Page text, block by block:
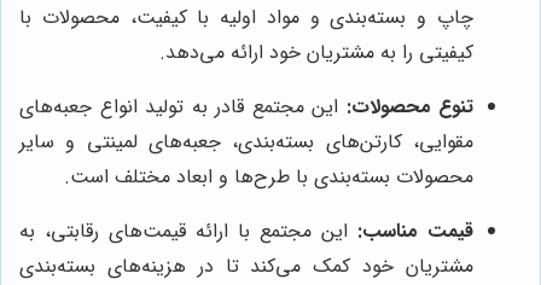
چاپ و بسته‌بندی و مواد اولیه با کیفیت، محصولات با
کیفیتی را به مشتریان خود ارائه می‌دهد.
تنوع محصولات: این مجتمع قادر به تولید انواع جعبه‌های
مقوایی، کارتن‌های بسته‌بندی، جعبه‌های لمینتی و سایر
محصولات بسته‌بندی با طرح‌ها و ابعاد مختلف است.
قیمت مناسب: این مجتمع با ارائه قیمت‌های رقابتی، به
مشتریان خود کمک می‌کند تا در هزینه‌های بسته‌بندی